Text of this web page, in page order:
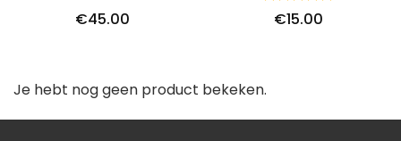
€45.00
Waardering
uit 5
€15.00
Je hebt nog geen product bekeken.